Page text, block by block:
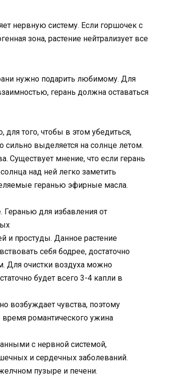
нервную систему. Если горшочек с
зона, растение нейтрализует все
нужно подарить любимому. Для
герань должна оставаться
того, чтобы в этом убедиться,
сильно выделяется на солнце летом.
Существует мнение, что если герань
над ней легко заметить
геранью эфирные масла.
для избавления от
и простуды. Данное растение
себя бодрее, достаточно
Для очистки воздуха можно
будет всего 3-4 капли в
возбуждает чувства, поэтому
романтического ужина
с нервной системой,
и сердечных заболеваний.
пузыре и печени.